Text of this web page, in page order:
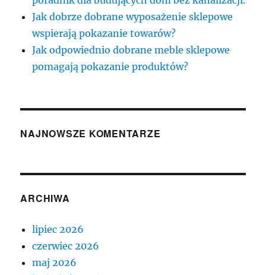
Jak dobrze dobrane wyposażenie sklepowe
wspierają pokazanie towarów?
Jak odpowiednio dobrane meble sklepowe
pomagają pokazanie produktów?
NAJNOWSZE KOMENTARZE
ARCHIWA
lipiec 2026
czerwiec 2026
maj 2026